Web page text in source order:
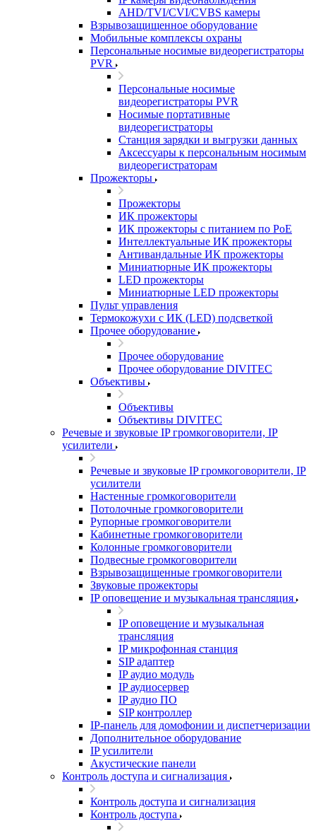
AHD/TVI/CVI/CVBS камеры
Взрывозащищенное оборудование
Мобильные комплексы охраны
Персональные носимые видеорегистраторы
PVR
Персональные носимые
видеорегистраторы PVR
Носимые портативные
видеорегистраторы
Станция зарядки и выгрузки данных
Аксессуары к персональным носимым
видеорегистраторам
Прожекторы
Прожекторы
ИК прожекторы
ИК прожекторы с питанием по PoE
Интеллектуальные ИК прожекторы
Антивандальные ИК прожекторы
Миниатюрные ИК прожекторы
LED прожекторы
Миниатюрные LED прожекторы
Пульт управления
Термокожухи с ИК (LED) подсветкой
Прочее оборудование
Прочее оборудование
Прочее оборудование DIVITEC
Объективы
Объективы
Объективы DIVITEC
Речевые и звуковые IP громкоговорители, IP
усилители
Речевые и звуковые IP громкоговорители, IP
усилители
Настенные громкоговорители
Потолочные громкоговорители
Рупорные громкоговорители
Кабинетные громкоговорители
Колонные громкоговорители
Подвесные громкоговорители
Взрывозащищенные громкоговорители
Звуковые прожекторы
IP оповещение и музыкальная трансляция
IP оповещение и музыкальная
трансляция
IP микрофонная станция
SIP адаптер
IP аудио модуль
IP аудиосервер
IP аудио ПО
SIP контроллер
IP-панель для домофонии и диспетчеризации
Дополнительное оборудование
IP усилители
Акустические панели
Контроль доступа и сигнализация
Контроль доступа и сигнализация
Контроль доступа